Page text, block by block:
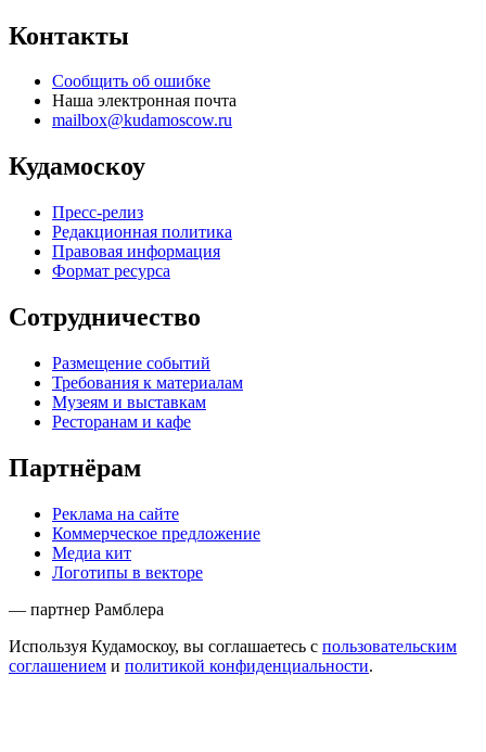
Контакты
Сообщить об ошибке
Наша электронная почта
mailbox@kudamoscow.ru
Кудамоскоу
Пресс-релиз
Редакционная политика
Правовая информация
Формат ресурса
Сотрудничество
Размещение событий
Требования к материалам
Музеям и выставкам
Ресторанам и кафе
Партнёрам
Реклама на сайте
Коммерческое предложение
Медиа кит
Логотипы в векторе
— партнер Рамблера
Используя Кудамоскоу, вы соглашаетесь с пользовательским
соглашением и политикой конфиденциальности.